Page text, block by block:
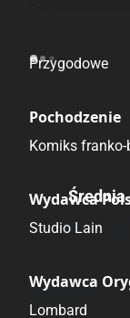
Przygodowe
Pochodzenie
Komiks
Wydawca
Studio Lain
Wydawca
Lombard
Średnia
Brak
Brak opinii.